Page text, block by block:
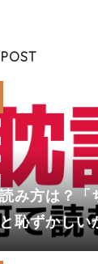
読み方は？
恥ずかしい